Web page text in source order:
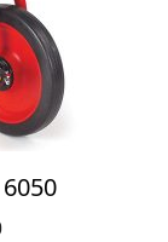
Nåværende